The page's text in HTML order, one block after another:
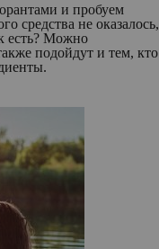
и пробуем
средства не оказалось,
есть? Можно
подойдут и тем, кто